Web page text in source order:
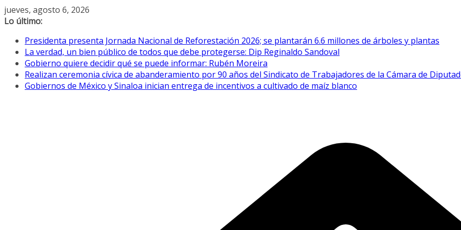
Saltar
al
jueves, agosto 6, 2026
Lo último:
Presidenta presenta Jornada Nacional de Reforestación 2026; se plantarán 6.6 millones de árboles y plantas
La verdad, un bien público de todos que debe protegerse: Dip Reginaldo Sandoval
Gobierno quiere decidir qué se puede informar: Rubén Moreira
Realizan ceremonia cívica de abanderamiento por 90 años del Sindicato de Trabajadores de la Cámara de
Gobiernos de México y Sinaloa inician entrega de incentivos a cultivado de maíz blanco